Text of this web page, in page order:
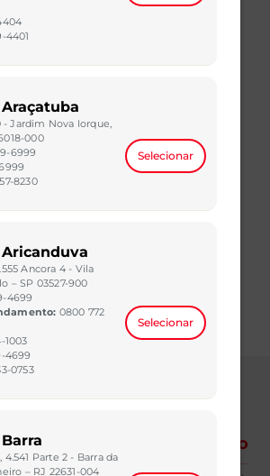
FLEX LONGITUDE AT6
| D21 - Aeroporto
Corporativo
4401
Araçatuba
- Jardim Nova Iorque,
000
6999
8230
Selecionar
Aricanduva
Ancora 4 - Vila
– SP 03527-900
4699
0800 772
1003
4699
0753
Selecionar
4.541 Parte 2 - Barra da
– RJ 22631-004